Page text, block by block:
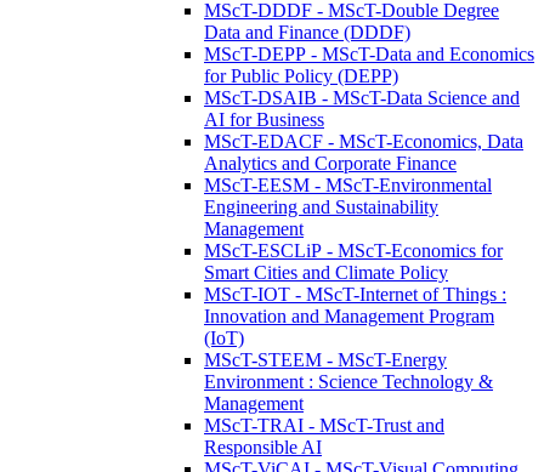
MScT-DDDF - MScT-Double Degree
Data and Finance (DDDF)
MScT-DEPP - MScT-Data and Economics
for Public Policy (DEPP)
MScT-DSAIB - MScT-Data Science and
AI for Business
MScT-EDACF - MScT-Economics, Data
Analytics and Corporate Finance
MScT-EESM - MScT-Environmental
Engineering and Sustainability
Management
MScT-ESCLiP - MScT-Economics for
Smart Cities and Climate Policy
MScT-IOT - MScT-Internet of Things :
Innovation and Management Program
(IoT)
MScT-STEEM - MScT-Energy
Environment : Science Technology &
Management
MScT-TRAI - MScT-Trust and
Responsible AI